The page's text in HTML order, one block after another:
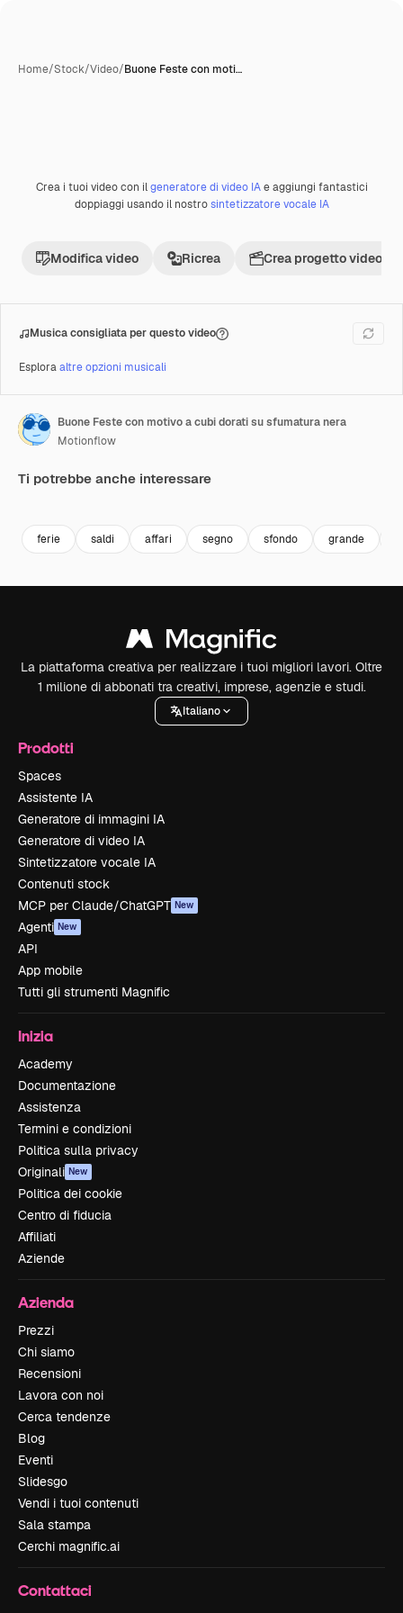
Home/Stock/Video/Buone Feste con moti…
Premium
Crea i tuoi video con ilgeneratore di video IAe aggiungi fantastici
doppiaggi usando il nostrosintetizzatore vocale IA
Modifica video Ricrea Crea progetto video
Musica consigliata per questo video
Esploraaltre opzioni musicali
Buone Feste con motivo a cubi dorati su sfumatura nera
Motionflow
Ti potrebbe anche interessare
ferie saldi affari segno sfondo grande
La piattaforma creativa per realizzare i tuoi migliori lavori. Oltre
1 milione di abbonati tra creativi, imprese, agenzie e studi.
Italiano
Prodotti
Spaces
Assistente IA
Generatore di immagini IA
Generatore di video IA
Sintetizzatore vocale IA
Contenuti stock
MCP per Claude/ChatGPT New
Agenti New
API
App mobile
Tutti gli strumenti Magnific
Inizia
Academy
Documentazione
Assistenza
Termini e condizioni
Politica sulla privacy
Originali New
Politica dei cookie
Centro di fiducia
Affiliati
Aziende
Azienda
Prezzi
Chi siamo
Recensioni
Lavora con noi
Cerca tendenze
Blog
Eventi
Slidesgo
Vendi i tuoi contenuti
Sala stampa
Cerchi magnific.ai
Contattaci